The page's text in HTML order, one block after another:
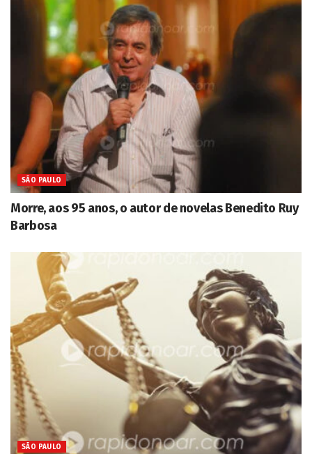
SÃO PAULO
Morre, aos 95 anos, o autor de novelas Benedito Ruy
Barbosa
SÃO PAULO